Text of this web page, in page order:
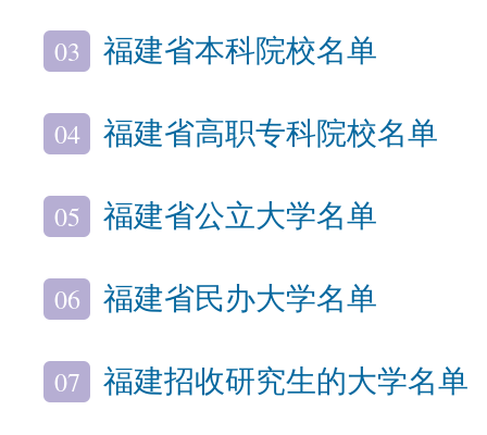
03 福建省本科院校名单
04 福建省高职专科院校名单
05 福建省公立大学名单
06 福建省民办大学名单
07 福建招收研究生的大学名单